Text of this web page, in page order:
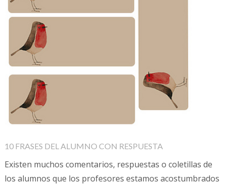
10 FRASES DEL ALUMNO CON RESPUESTA
Existen muchos comentarios, respuestas o coletillas de
los alumnos que los profesores estamos acostumbrados